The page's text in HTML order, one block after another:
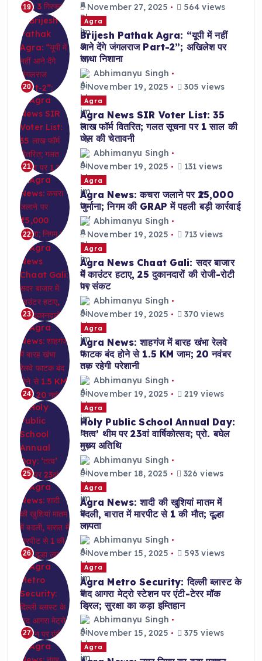
19 November 27, 2025 564 views
20
Agra
Brijesh Pathak Agra: “यूपी में नहीं
आने देंगे जंगलराज Part-2”; अखिलेश पर
साधा निशाना
Abhimanyu Singh
November 19, 2025
305 views
21
Agra
Agra News SIR Voter List: 35
लाख फॉर्म वितरित; गलत सूचना पर 1 साल की
जेल की चेतावनी
Abhimanyu Singh
November 19, 2025
131 views
22
Agra
Agra News: कचरा जलाने पर ₹25,000
जुर्माना; निगम की GRAP में पहली बड़ी कार्रवाई
Abhimanyu Singh
November 19, 2025
713 views
23
Agra
Agra News Chaat Gali: सदर बाजार
में काउंटर हटाए, 25 दुकानदारों की रोजी-रोटी
पर संकट
Abhimanyu Singh
November 19, 2025
370 views
24
Agra
Agra News: शाहगंज में बारह खंभा रेलवे
फाटक बंद होने से 1.5 KM जाम; 20 नवंबर
तक रहेगी परेशानी
Abhimanyu Singh
November 19, 2025
219 views
25
Agra
Holy Public School Annual Day:
‘तत्व’ थीम पर 23वां वार्षिकोत्सव; प्रो. बघेल
मुख्य अतिथि
Abhimanyu Singh
November 18, 2025
326 views
26
Agra
Agra News: शादी की खुशियां मातम में
बदली, बारात में मारपीट से 1 की मौत; दूल्हा
लापता
Abhimanyu Singh
November 15, 2025
593 views
27
Agra
Agra Metro Security: दिल्ली ब्लास्ट के
बाद आगरा मेट्रो स्टेशन पर एंटी-टेरर मॉक
ड्रिल; सुरक्षा का कड़ा इम्तिहान
Abhimanyu Singh
November 15, 2025
375 views
Agra